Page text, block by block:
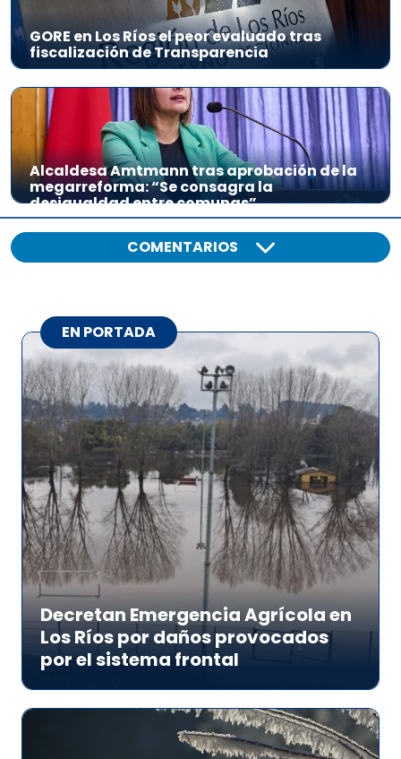
GORE en Los Ríos el peor evaluado tras
fiscalización de Transparencia
Alcaldesa Amtmann tras aprobación de la
megarreforma: “Se consagra la
desigualdad entre comunas”
COMENTARIOS
EN PORTADA
Decretan Emergencia Agrícola en
Los Ríos por daños provocados
por el sistema frontal